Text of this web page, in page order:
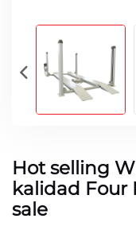
Hot selling
kalidad Four
sale